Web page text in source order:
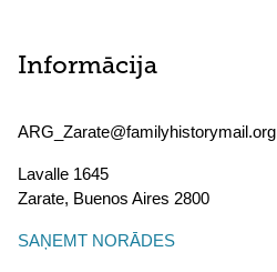
Informācija
ARG_Zarate@familyhistorymail.org
Lavalle 1645
Zarate, Buenos Aires 2800
SAŅEMT NORĀDES